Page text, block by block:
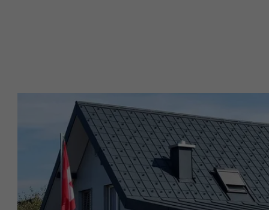
EXPIRATION
UTILITÉ
EXPIRATION
UTILITÉ